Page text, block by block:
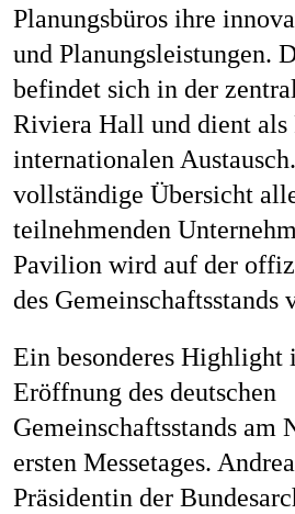
Planungsbüros ihre
und Planungsleistungen.
befindet sich in der
Riviera Hall und dient
internationalen Austausch.
vollständige Übersicht
teilnehmenden
Pavilion wird auf der
des
Ein besonderes Highlight
Eröffnung des deutschen
Gemeinschaftsstands am
ersten Messetages.
Präsidentin der